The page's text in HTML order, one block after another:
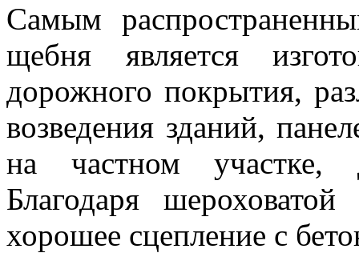
Самым
щебня является
дорожного покрытия,
возведения зданий,
на частном участке,
Благодаря
хорошее сцепление с